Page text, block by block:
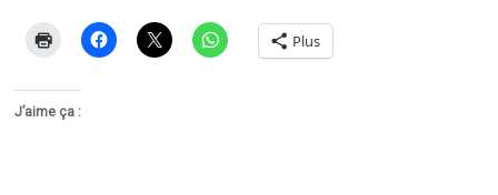
Plus
J’aime ça :